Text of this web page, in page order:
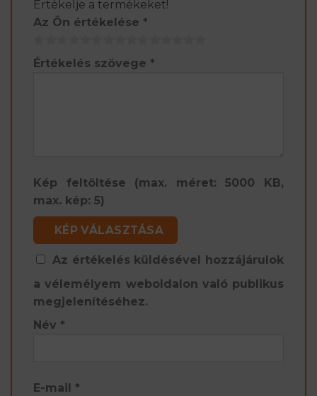
Értékelje a termékeket!
Az Ön értékelése *
Értékelés szövege *
Kép feltöltése (max. méret: 5000 KB,
max. kép: 5)
KÉP VÁLASZTÁSA
Az értékelés küldésével hozzájárulok
a vélemélyem weboldalon való publikus
megjelenítéséhez.
Név *
E-mail *